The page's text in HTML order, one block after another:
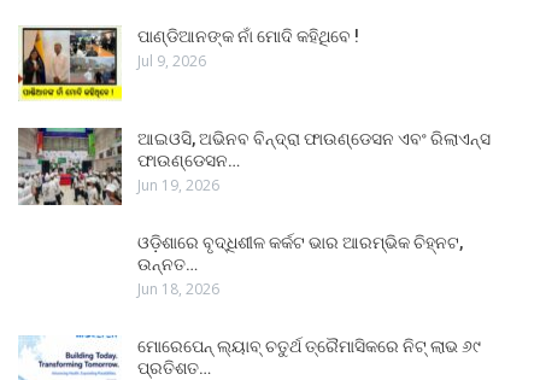
ପାଣ୍ଡିଆନଙ୍କ ନାଁ ମୋଦି କହିଥିବେ !
Jul 9, 2026
ଆଇଓସି, ଅଭିନବ ବିନ୍ଦ୍ରା ଫାଉଣ୍ଡେସନ ଏବଂ ରିଲାଏନ୍ସ
ଫାଉଣ୍ଡେସନ…
Jun 19, 2026
ଓଡ଼ିଶାରେ ବୃଦ୍ଧିଶୀଳ କର୍କଟ ଭାର ଆରମ୍ଭିକ ଚିହ୍ନଟ,
ଉନ୍ନତ…
Jun 18, 2026
ମୋରେପେନ୍ ଲ୍ୟାବ୍ ଚତୁର୍ଥ ତ୍ରୈମାସିକରେ ନିଟ୍ ଲାଭ ୬୯
ପ୍ରତିଶତ…